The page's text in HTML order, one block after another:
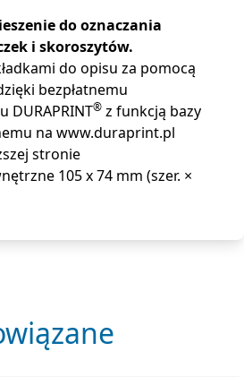
do oznaczania
i skoroszytów.
do opisu za pomocą
bezpłatnemu
DURAPRINT® z funkcją bazy
na www.duraprint.pl
stronie
105 x 74 mm (szer. ×